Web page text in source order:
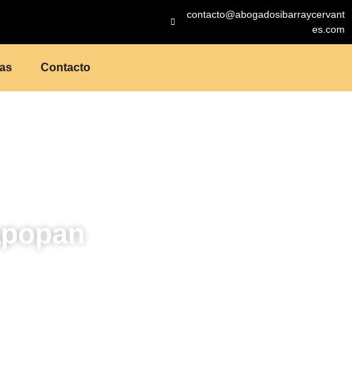
contacto@abogadosibarraycervant
es.com
Contacto